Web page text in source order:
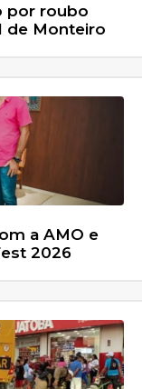
por roubo
de Monteiro
a AMO e
2026